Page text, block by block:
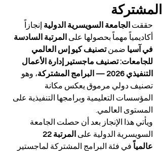
المشتركة
حققت الجامعة السويسرية الدولية إنجازاً
أكاديمياً مهماً بحصولها على المرتبة السادسة
في آسيا ضمن تصنيف كيو إس العالمي
للجامعات: تصنيف ماجستير إدارة الأعمال
التنفيذي 2026 — البرامج المشتركة
، وهو
تصنيف دولي مرموق يعكس مكانة
المؤسسات التعليمية وبرامجها التنفيذية على
المستوى العالمي.
ويأتي هذا الإنجاز بعد أن حصلت الجامعة
السويسرية الدولية على
عالمياً في فئة البرامج المشتركة لماجستير